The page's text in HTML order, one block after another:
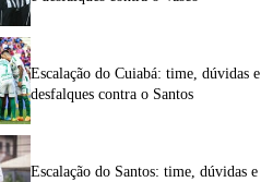
Escalação do Cuiabá: time, dúvidas e
desfalques contra o Santos
Escalação do Santos: time, dúvidas e